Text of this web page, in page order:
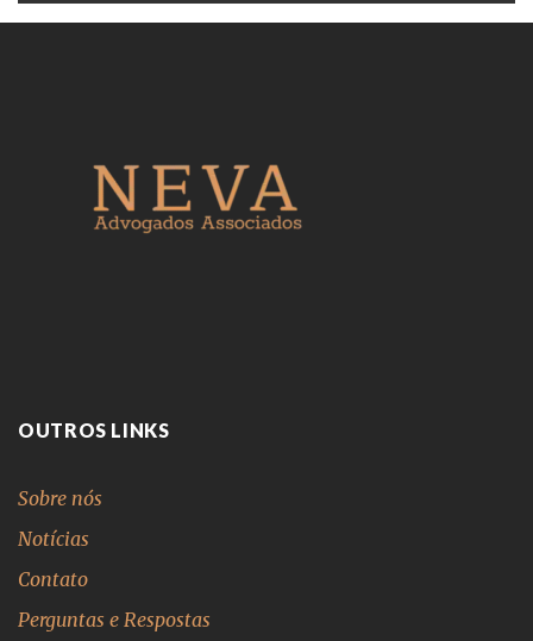
OUTROS LINKS
Sobre nós
Notícias
Contato
Perguntas e Respostas